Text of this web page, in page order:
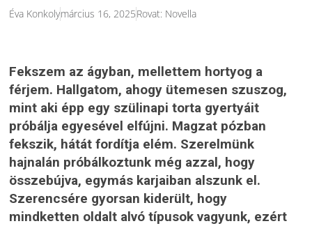
Éva Konkolymárcius 16, 2025Rovat: Novella
Fekszem az ágyban, mellettem hortyog a
férjem. Hallgatom, ahogy ütemesen szuszog,
mint aki épp egy szülinapi torta gyertyáit
próbálja egyesével elfújni. Magzat pózban
fekszik, hátát fordítja elém. Szerelmünk
hajnalán próbálkoztunk még azzal, hogy
összebújva, egymás karjaiban alszunk el.
Szerencsére gyorsan kiderült, hogy
mindketten oldalt alvó típusok vagyunk, ezért